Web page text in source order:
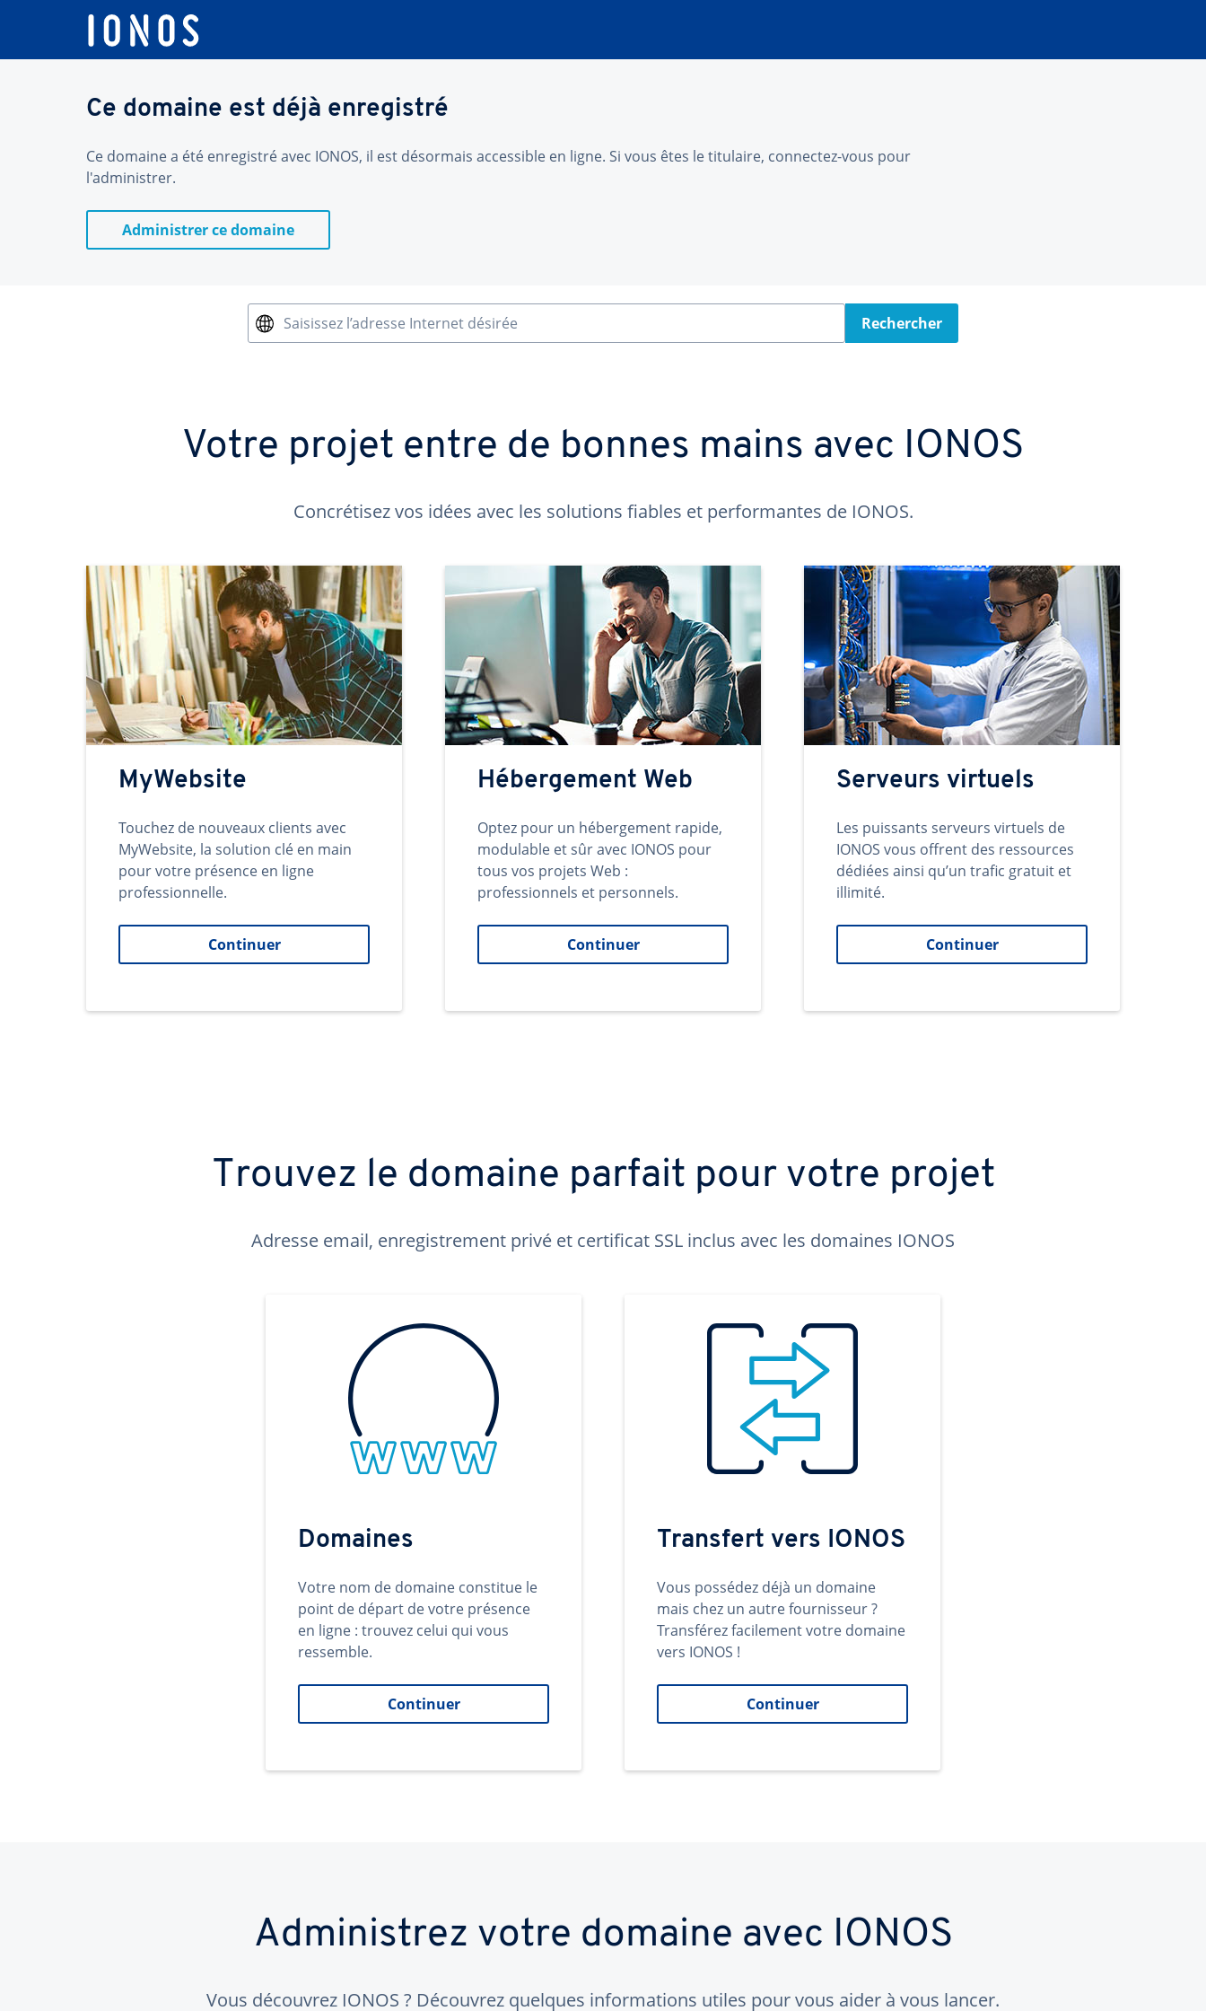
Ce domaine est déjà enregistré
Ce domaine a été enregistré avec IONOS, il est désormais accessible en ligne. Si vous êtes le titulaire, connectez-vous pour
l'administrer.
Administrer ce domaine
Saisissez l’adresse Internet désirée Rechercher
Votre projet entre de bonnes mains avec IONOS
Concrétisez vos idées avec les solutions fiables et performantes de IONOS.
MyWebsite
Touchez de nouveaux clients avec
MyWebsite, la solution clé en main
pour votre présence en ligne
professionnelle.
Continuer
Hébergement Web
Optez pour un hébergement rapide,
modulable et sûr avec IONOS pour
tous vos projets Web :
professionnels et personnels.
Continuer
Serveurs virtuels
Les puissants serveurs virtuels de
IONOS vous offrent des ressources
dédiées ainsi qu’un trafic gratuit et
illimité.
Continuer
Trouvez le domaine parfait pour votre projet
Adresse email, enregistrement privé et certificat SSL inclus avec les domaines IONOS
Domaines
Votre nom de domaine constitue le
point de départ de votre présence
en ligne : trouvez celui qui vous
ressemble.
Continuer
Transfert vers IONOS
Vous possédez déjà un domaine
mais chez un autre fournisseur ?
Transférez facilement votre domaine
vers IONOS !
Continuer
Administrez votre domaine avec IONOS
Vous découvrez IONOS ? Découvrez quelques informations utiles pour vous aider à vous lancer.